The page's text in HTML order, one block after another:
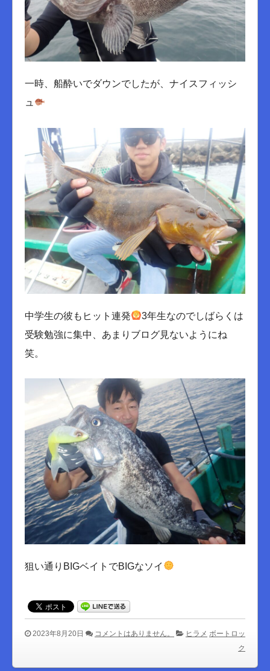
一時、船酔いでダウンでしたが、ナイスフィッシ
ュ
中学生の彼もヒット連発
3年生なのでしばらくは
受験勉強に集中、あまりブログ見ないようにね
笑。
狙い通りBIGベイトでBIGなソイ
2023年8月20日 コメントはありません。 ヒラメ ボートロッ
ク